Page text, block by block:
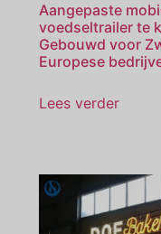
Aangepaste
voedseltrailer te
Gebouwd voor
Europese
Lees verder